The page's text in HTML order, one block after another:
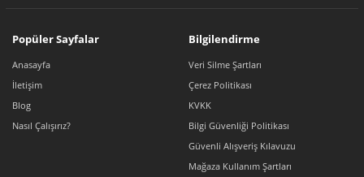
Popüler Sayfalar
Anasayfa
İletişim
Blog
Nasıl Çalışırız?
Bilgilendirme
Veri Silme Şartları
Çerez Politikası
KVKK
Bilgi Güvenliği Politikası
Güvenli Alışveriş Kılavuzu
Mağaza Kullanım Şartları